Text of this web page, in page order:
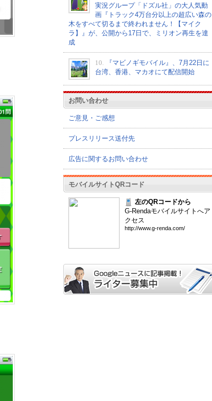
実況グループ「ドズル社」の大人気動
画『トラック4万台分以上の超広い森の
木をすべて切るまで終われません！【マイク
ラ】』が、公開から17日で、ミリオン再生を達
成
10.
『マビノギモバイル』、7月22日に
台湾、香港、マカオにて配信開始
お問い合わせ
ご意見・ご感想
プレスリリース送付先
広告に関するお問い合わせ
モバイルサイトQRコード
左のQRコードから
G-Rendaモバイルサイトへア
クセス
http://www.g-renda.com/